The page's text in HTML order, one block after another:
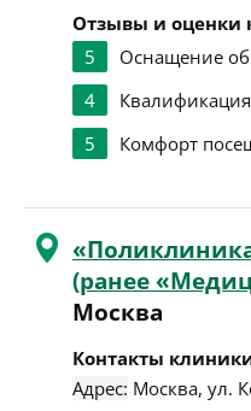
Отзывы и оценки
5
Оснащение
4
5
Комфорт
(ранее
Москва
Контакты
Адрес: Москва, ул.